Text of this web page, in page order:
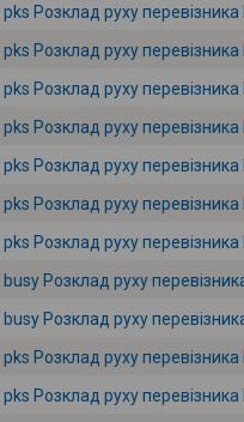
pks Розклад руху
pks Розклад руху
pks Розклад руху
pks Розклад руху
pks Розклад руху
pks Розклад руху
pks Розклад руху
busy Розклад руху
busy Розклад руху
pks Розклад руху
pks Розклад руху